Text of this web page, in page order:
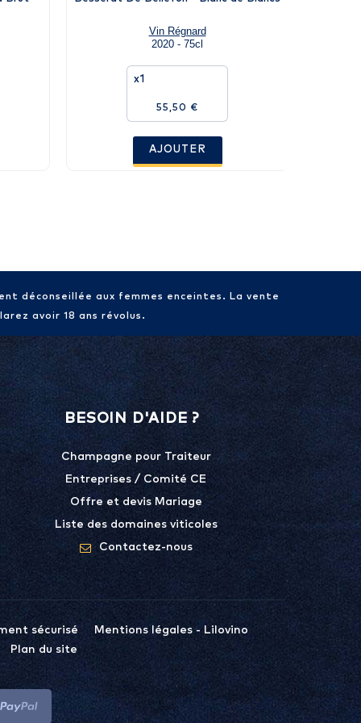
Vin Régnard
2020 - 75cl
x1
55,50 €
AJOUTER
déconseillée aux femmes enceintes. La vente
avoir 18 ans révolus.
BESOIN D'AIDE ?
Champagne pour Traiteur
Entreprises / Comité CE
Offre et devis Mariage
Liste des domaines viticoles
Contactez-nous
sécurisé
Mentions légales - Lilovino
Plan du site